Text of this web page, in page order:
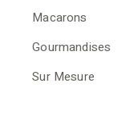
Macarons
Gourmandises
Sur Mesure